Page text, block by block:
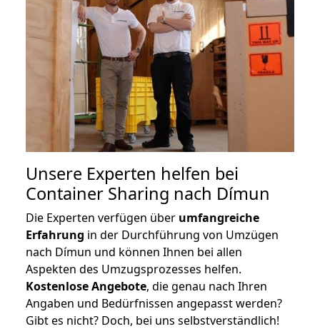
Unsere Experten helfen bei
Container Sharing nach Dímun
Die Experten verfügen über umfangreiche
Erfahrung in der Durchführung von Umzügen
nach Dímun und können Ihnen bei allen
Aspekten des Umzugsprozesses helfen.
Kostenlose Angebote, die genau nach Ihren
Angaben und Bedürfnissen angepasst werden?
Gibt es nicht? Doch, bei uns selbstverständlich!